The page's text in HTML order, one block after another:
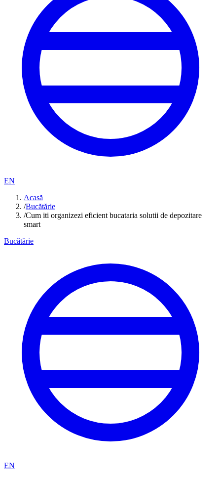
EN
Acasă
/Bucătărie
/Cum iti organizezi eficient bucataria solutii de depozitare
smart
Bucătărie
EN